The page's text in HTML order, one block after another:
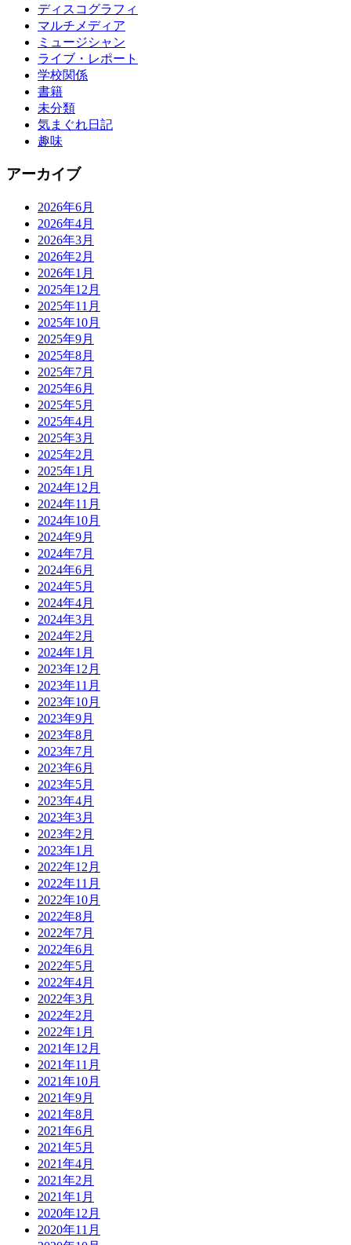
ディスコグラフィ
マルチメディア
ミュージシャン
ライブ・レポート
学校関係
書籍
未分類
気まぐれ日記
趣味
アーカイブ
2026年6月
2026年4月
2026年3月
2026年2月
2026年1月
2025年12月
2025年11月
2025年10月
2025年9月
2025年8月
2025年7月
2025年6月
2025年5月
2025年4月
2025年3月
2025年2月
2025年1月
2024年12月
2024年11月
2024年10月
2024年9月
2024年7月
2024年6月
2024年5月
2024年4月
2024年3月
2024年2月
2024年1月
2023年12月
2023年11月
2023年10月
2023年9月
2023年8月
2023年7月
2023年6月
2023年5月
2023年4月
2023年3月
2023年2月
2023年1月
2022年12月
2022年11月
2022年10月
2022年8月
2022年7月
2022年6月
2022年5月
2022年4月
2022年3月
2022年2月
2022年1月
2021年12月
2021年11月
2021年10月
2021年9月
2021年8月
2021年6月
2021年5月
2021年4月
2021年2月
2021年1月
2020年12月
2020年11月